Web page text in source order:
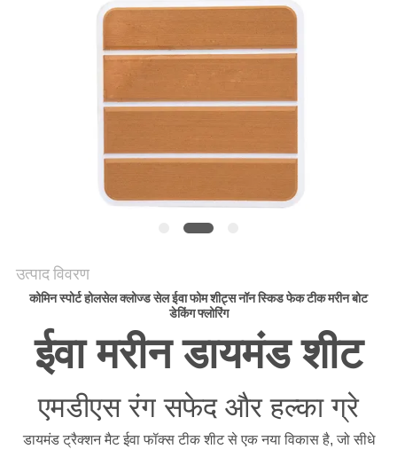
करें
साइटमैप
PRIVACY
POLICY
उत्पाद विवरण
कोमिन स्पोर्ट होलसेल क्लोज्ड सेल ईवा फोम शीट्स नॉन स्किड फेक टीक मरीन बोट
डेकिंग फ्लोरिंग
ईवा मरीन डायमंड शीट
एमडीएस रंग सफेद और हल्का ग्रे
डायमंड ट्रैक्शन मैट ईवा फॉक्स टीक शीट से एक नया विकास है, जो सीधे